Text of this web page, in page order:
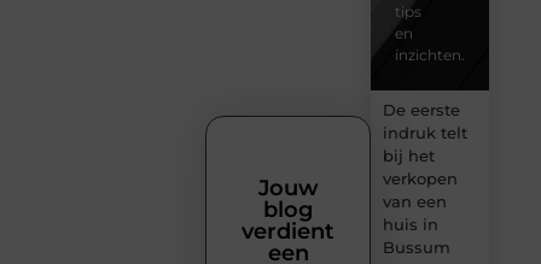
tips
en
inzichten.
De eerste
indruk telt
bij het
verkopen
van een
huis in
Bussum
Jouw
blog
verdient
een